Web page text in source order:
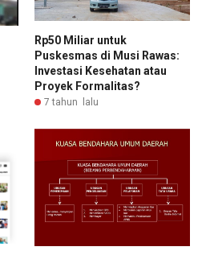
Rp50 Miliar untuk
Puskesmas di Musi Rawas:
Investasi Kesehatan atau
Proyek Formalitas?
7 tahun lalu